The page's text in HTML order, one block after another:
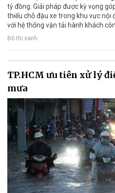
tỷ đồng. Giải pháp được kỳ vọng
thiếu chỗ đậu xe trong khu vực nội
với hệ thống vận tải hành khách
Đô thị xanh
TP.HCM ưu tiên xử lý
mưa